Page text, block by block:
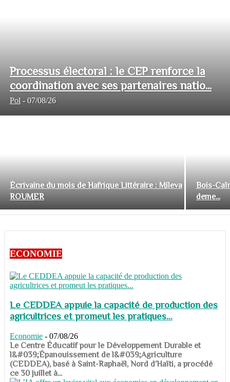
Processus électoral : le CEP renforce la
coordination avec ses partenaires natio...
Pol - 07/08/26
Écrivaine du mois de Hafrique Littéraire : Mileva
ROUMER
Bois-
deme...
ECONOMIE
Le CEDDEA appuie la capacité de production des
agricultrices et promeut les pratiques...
Economie - 07/08/26
​​​​​​​Le Centre Éducatif pour le Développement Durable et
l&#039;Épanouissement de l&#039;Agriculture
(CEDDEA), basé à Saint-Raphaël, Nord d’Haïti, a procédé
ce 30 juillet à...